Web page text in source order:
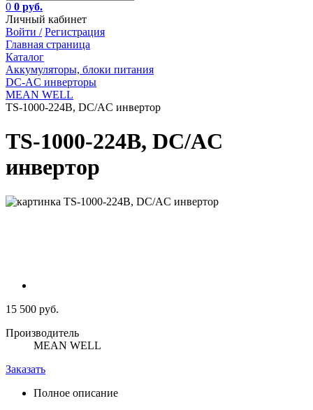
0 0 руб.
Личный кабинет
Войти / Регистрация
Главная страница
Каталог
Аккумуляторы, блоки питания
DC-AC инверторы
MEAN WELL
TS-1000-224B, DC/AC инвертор
TS-1000-224B, DC/AC
инвертор
15 500 руб.
Производитель
MEAN WELL
Заказать
Полное описание